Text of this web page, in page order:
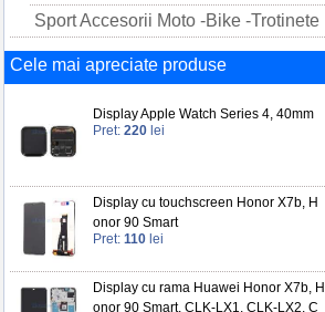
Sport Accesorii Moto -Bike -Trotinete
Cele mai apreciate produse
Display Apple Watch Series 4, 40mm
Pret: 220 lei
Display cu touchscreen Honor X7b, H
onor 90 Smart
Pret: 110 lei
Display cu rama Huawei Honor X7b, H
onor 90 Smart, CLK-LX1, CLK-LX2, C